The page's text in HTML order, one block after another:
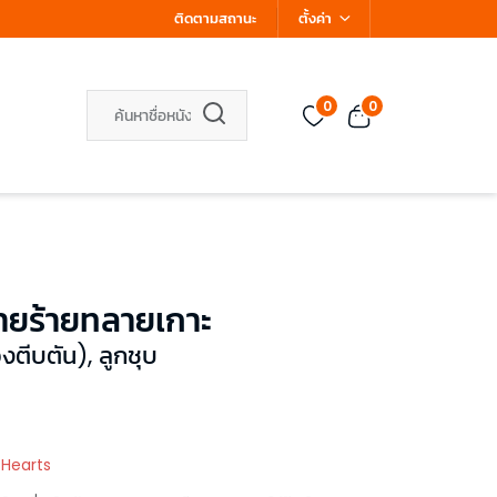
ติดตามสถานะ ตั้งค่า
0 0
ายทลายเกาะ
ตีบตัน), ลูกชุบ
Hearts